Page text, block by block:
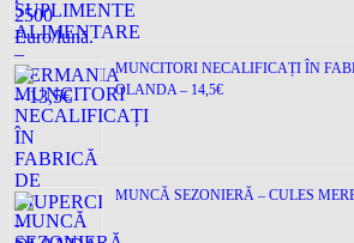
MUNCITORI NECALIFICAȚI ÎN
OLANDA – 14,5€
MUNCĂ SEZONIERĂ – CULES